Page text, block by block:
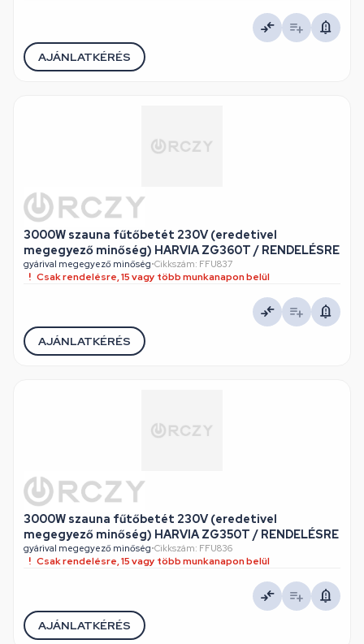
AJÁNLATKÉRÉS
3000W szauna fűtőbetét 230V (eredetivel
megegyező minőség) HARVIA ZG360T / RENDELÉSRE
gyárival megegyező minőség•Cikkszám: FFU837
Csak rendelésre, 15 vagy több munkanapon belül
AJÁNLATKÉRÉS
3000W szauna fűtőbetét 230V (eredetivel
megegyező minőség) HARVIA ZG350T / RENDELÉSRE
gyárival megegyező minőség•Cikkszám: FFU836
Csak rendelésre, 15 vagy több munkanapon belül
AJÁNLATKÉRÉS